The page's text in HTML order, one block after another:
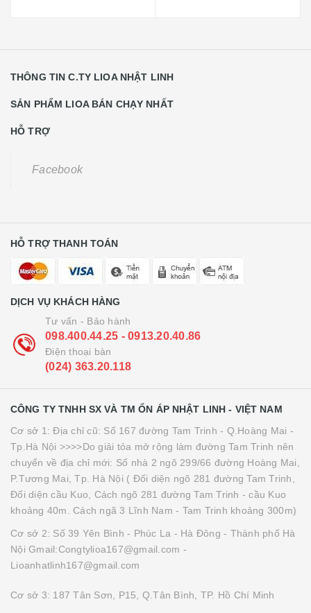
THÔNG TIN C.TY LIOA NHẬT LINH
SẢN PHẨM LIOA BÁN CHẠY NHẤT
HỖ TRỢ
Facebook
HỖ TRỢ THANH TOÁN
DỊCH VỤ KHÁCH HÀNG
Tư vấn - Bảo hành
098.400.44.25 - 0913.20.40.86
Điện thoại bàn
(024) 363.20.118
CÔNG TY TNHH SX VÀ TM ỔN ÁP NHẬT LINH - VIỆT NAM
Cơ sở 1: Địa chỉ cũ: Số 167 đường Tam Trinh - Q.Hoàng Mai -
Tp.Hà Nội >>>>Do giải tỏa mở rộng làm đường Tam Trinh nên
chuyển về địa chỉ mới: Số nhà 2 ngõ 299/66 đường Hoàng Mai,
P.Tương Mai, Tp. Hà Nội ( Đối diện ngõ 281 đường Tam Trinh,
Đối diện cầu Kuo, Cách ngõ 281 đường Tam Trinh - cầu Kuo
khoảng 40m. Cách ngã 3 Lĩnh Nam - Tam Trinh khoảng 300m)
Cơ sở 2: Số 39 Yên Bình - Phúc La - Hà Đông - Thành phố Hà
Nội Gmail:Congtylioa167@gmail.com -
Lioanhatlinh167@gmail.com
Cơ sở 3: 187 Tân Sơn, P15, Q.Tân Bình, TP. Hồ Chí Minh